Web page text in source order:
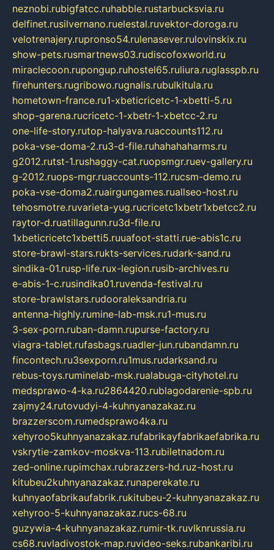
neznobi.rubigfatcc.ruhabble.rustarbucksvia.ru
delfinet.rusilvernano.ruelestal.ruvektor-doroga.ru
velotrenajery.rupronso54.rulenasever.rulovinskix.ru
show-pets.rusmartnews03.rudiscofoxworld.ru
miraclecoon.rupongup.ruhostel65.ruliura.ruglasspb.ru
firehunters.rugribowo.rugnalis.rubulkitula.ru
hometown-france.ru1-xbeticricetc-1-xbetti-5.ru
shop-garena.rucricetc-1-xbetr-1-xbetcc-2.ru
one-life-story.rutop-halyava.ruaccounts112.ru
poka-vse-doma-2.ru3-d-file.ruhahahaharms.ru
g2012.rutst-1.rushaggy-cat.ruopsmgr.ruev-gallery.ru
g-2012.ruops-mgr.ruaccounts-112.rucsm-demo.ru
poka-vse-doma2.ruairgungames.ruallseo-host.ru
tehosmotre.ruvarieta-yug.rucricetc1xbetr1xbetcc2.ru
raytor-d.ruatillagunn.ru3d-file.ru
1xbeticricetc1xbetti5.ruuafoot-statti.rue-abis1c.ru
store-brawl-stars.rukts-services.rudark-sand.ru
sindika-01.rusp-life.rux-legion.rusib-archives.ru
e-abis-1-c.rusindika01.ruvenda-festival.ru
store-brawlstars.rudooraleksandria.ru
antenna-highly.rumine-lab-msk.ru1-mus.ru
3-sex-porn.ruban-damn.rupurse-factory.ru
viagra-tablet.rufasbags.ruadler-jun.rubandamn.ru
fincontech.ru3sexporn.ru1mus.rudarksand.ru
rebus-toys.ruminelab-msk.rualabuga-cityhotel.ru
medsprawo-4-ka.ru2864420.rublagodarenie-spb.ru
zajmy24.rutovudyi-4-kuhnyanazakaz.ru
brazzerscom.rumedsprawo4ka.ru
xehyroo5kuhnyanazakaz.rufabrikayfabrikaefabrika.ru
vskrytie-zamkov-moskva-113.rubiletnadom.ru
zed-online.rupimchax.rubrazzers-hd.ruz-host.ru
kitubeu2kuhnyanazakaz.runaperekate.ru
kuhnyaofabrikaufabrik.rukitubeu-2-kuhnyanazakaz.ru
xehyroo-5-kuhnyanazakaz.rucs-68.ru
guzywia-4-kuhnyanazakaz.rumir-tk.ruvlknrussia.ru
cs68.ruvladivostok-map.ruvideo-seks.rubankaribi.ru